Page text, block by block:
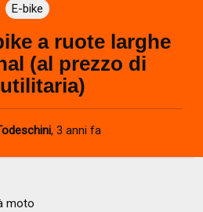
E-bike
a ruote larghe
(al prezzo di
, 3 anni fa
moto